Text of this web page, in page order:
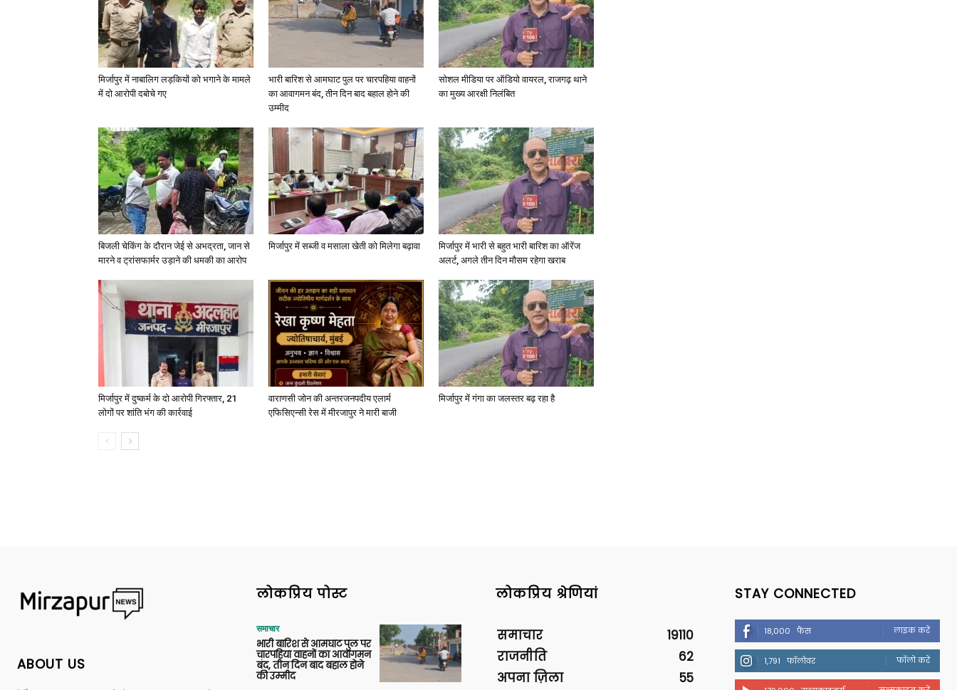
मिर्जापुर में नाबालिग लड़कियों को भगाने के मामले
में दो आरोपी दबोचे गए
भारी बारिश से आमघाट पुल पर चारपहिया वाहनों
का आवागमन बंद, तीन दिन बाद बहाल होने की
उम्मीद
सोशल मीडिया पर ऑडियो वायरल, राजगढ़ थाने
का मुख्य आरक्षी निलंबित
बिजली चेकिंग के दौरान जेई से अभद्रता, जान से
मारने व ट्रांसफार्मर उड़ाने की धमकी का आरोप
मिर्जापुर में सब्जी व मसाला खेती को मिलेगा बढ़ावा
मिर्जापुर में भारी से बहुत भारी बारिश का ऑरेंज
अलर्ट, अगले तीन दिन मौसम रहेगा खराब
मिर्जापुर में दुष्कर्म के दो आरोपी गिरफ्तार, 21
लोगों पर शांति भंग की कार्रवाई
वाराणसी जोन की अन्तरजनपदीय एलार्म
एफिसिएन्सी रेस में मीरजापुर ने मारी बाजी
मिर्जापुर में गंगा का जलस्तर बढ़ रहा है
ABOUT US
लोकप्रिय पोस्ट
समाचार
भारी बारिश से आमघाट पुल पर
चारपहिया वाहनों का आवागमन
बंद, तीन दिन बाद बहाल होने
की उम्मीद
लोकप्रिय श्रेणियां
समाचार
19110
राजनीति
62
अपना ज़िला
55
STAY CONNECTED
18,000 फैंस लाइक करें
1,791 फॉलोवर फॉलो करें